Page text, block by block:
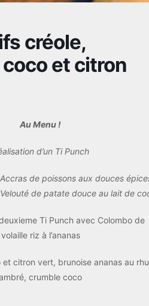
créole,
et citron
Au Menu !
d’un Ti Punch
de poissons aux douces
de patate douce au lait de
Ti Punch avec Colombo de
volaille riz à l’ananas
citron vert, brunoise ananas au
crumble coco